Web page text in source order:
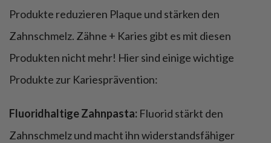
Produkte reduzieren Plaque und stärken den
Zahnschmelz. Zähne + Karies gibt es mit diesen
Produkten nicht mehr! Hier sind einige wichtige
Produkte zur Kariesprävention:
Fluoridhaltige Zahnpasta: Fluorid stärkt den
Zahnschmelz und macht ihn widerstandsfähiger